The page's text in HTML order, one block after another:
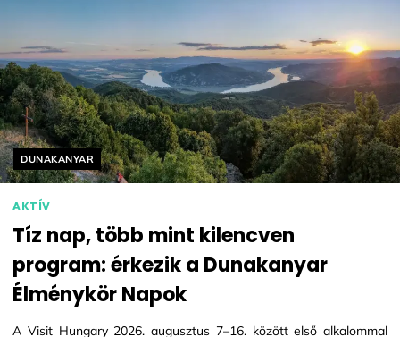
Helyszín címkék:
DUNAKANYAR
AKTÍV
Tíz nap, több mint kilencven
program: érkezik a Dunakanyar
Élménykör Napok
A Visit Hungary 2026. augusztus 7–16. között első alkalommal